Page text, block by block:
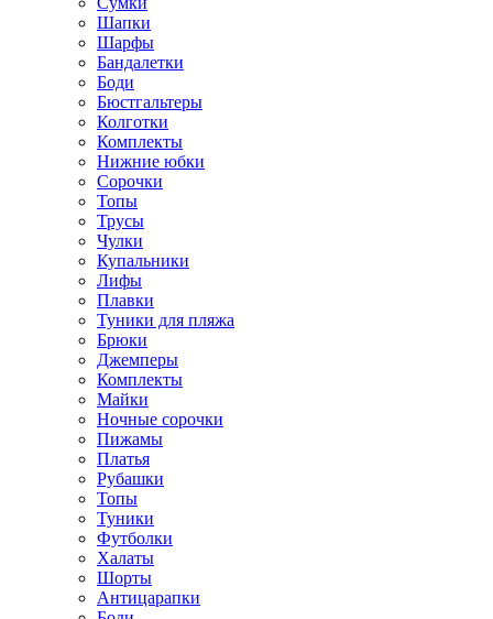
Шапки
Шарфы
Бандалетки
Боди
Бюстгальтеры
Колготки
Комплекты
Нижние юбки
Сорочки
Топы
Трусы
Чулки
Купальники
Лифы
Плавки
Туники для пляжа
Брюки
Джемперы
Комплекты
Майки
Ночные сорочки
Пижамы
Платья
Рубашки
Топы
Туники
Футболки
Халаты
Шорты
Антицарапки